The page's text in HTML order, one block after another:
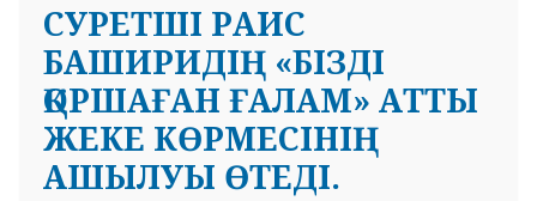
CУРЕТШІ РАИС
БАШИРИДІҢ «БІЗДІ
ҚОРШАҒАН ҒАЛАМ» АТТЫ
ЖЕКЕ КӨРМЕСІНІҢ
АШЫЛУЫ ӨТЕДІ.